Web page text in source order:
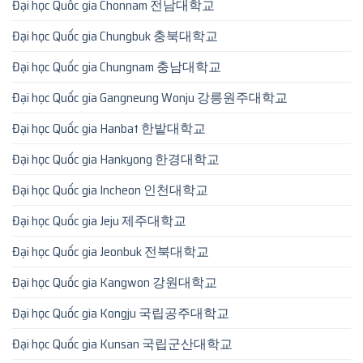
Đại học Quốc gia Chonnam 전남대학교
Đại học Quốc gia Chungbuk 충북대학교
Đại học Quốc gia Chungnam 충남대학교
Đại học Quốc gia Gangneung Wonju 강릉원주대학교
Đại học Quốc gia Hanbat 한밭대학교
Đại học Quốc gia Hankyong 한경대학교
Đại học Quốc gia Incheon 인천대학교
Đại học Quốc gia Jeju 제주대학교
Đại học Quốc gia Jeonbuk 전북대학교
Đại học Quốc gia Kangwon 강원대학교
Đại học Quốc gia Kongju 국립공주대학교
Đại học Quốc gia Kunsan 국립군산대학교